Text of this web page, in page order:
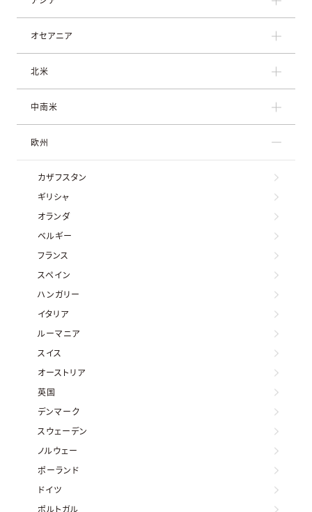
オセアニア
北米
中南米
欧州
カザフスタン
ギリシャ
オランダ
ベルギー
フランス
スペイン
ハンガリー
イタリア
ルーマニア
スイス
オーストリア
英国
デンマーク
スウェーデン
ノルウェー
ポーランド
ドイツ
ポルトガル